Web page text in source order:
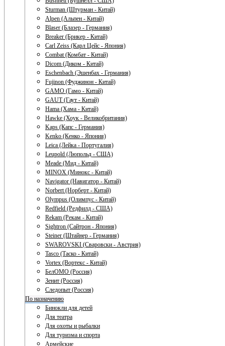
Sturman (Штурман - Китай)
Alpen (Альпен - Китай)
Blaser (Блазер - Германия)
Breaker (Брикер - Китай)
Carl Zeiss (Карл Цейс - Япония)
Combat (Комбат - Китай)
Dicom (Диком - Китай)
Eschenbach (Эшенбах - Германия)
Fujinon (Фуджинон - Китай)
GAMO (Гамо - Китай)
GAUT (Гаут - Китай)
Hama (Хама - Китай)
Hawke (Хоук - Великобритания)
Kaps (Капс - Германия)
Kenko (Кенко - Япония)
Leica (Лейка - Португалия)
Leupold (Люпольд - США)
Meade (Мид - Китай)
MINOX (Минокс - Китай)
Navigator (Навигатор - Китай)
Norbert (Норберт - Китай)
Olympus (Олимпус - Китай)
Redfield (Редфилд - США)
Rekam (Рекам - Китай)
Sightron (Сайтрон - Япония)
Steiner (Штайнер - Германия)
SWAROVSKI (Сваровски - Австрия)
Tasco (Таско - Китай)
Vortex (Вортекс - Китай)
БелОМО (Россия)
Зенит (Россия)
Следопыт (Россия)
По назначению
Бинокли для детей
Для театра
Для охоты и рыбалки
Для туризма и спорта
Армейские